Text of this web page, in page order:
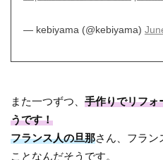
— kebiyama (@kebiyama)
また一つずつ、手作りでリフォ
うです！
フランス人の旦那さん、フラン
ことなんだそうです。